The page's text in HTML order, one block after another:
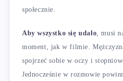
społecznie.
Aby wszystko się udało, musi
moment, jak w filmie.
spojrzeć sobie w oczy i
Jednocześnie w rozmowie